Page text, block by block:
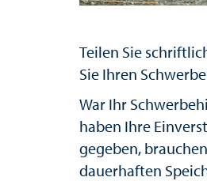
Teilen Sie
Sie Ihren
War Ihr
haben Ihre
gegeben,
dauerhaften